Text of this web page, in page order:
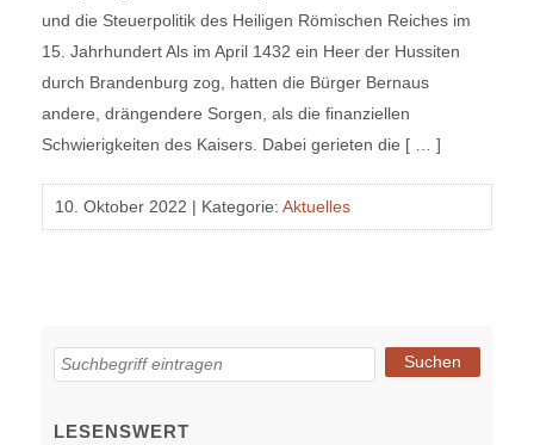
und die Steuerpolitik des Heiligen Römischen Reiches im
15. Jahrhundert Als im April 1432 ein Heer der Hussiten
durch Brandenburg zog, hatten die Bürger Bernaus
andere, drängendere Sorgen, als die finanziellen
Schwierigkeiten des Kaisers. Dabei gerieten die [ … ]
10. Oktober 2022 Kategorie: Aktuelles
LESENSWERT